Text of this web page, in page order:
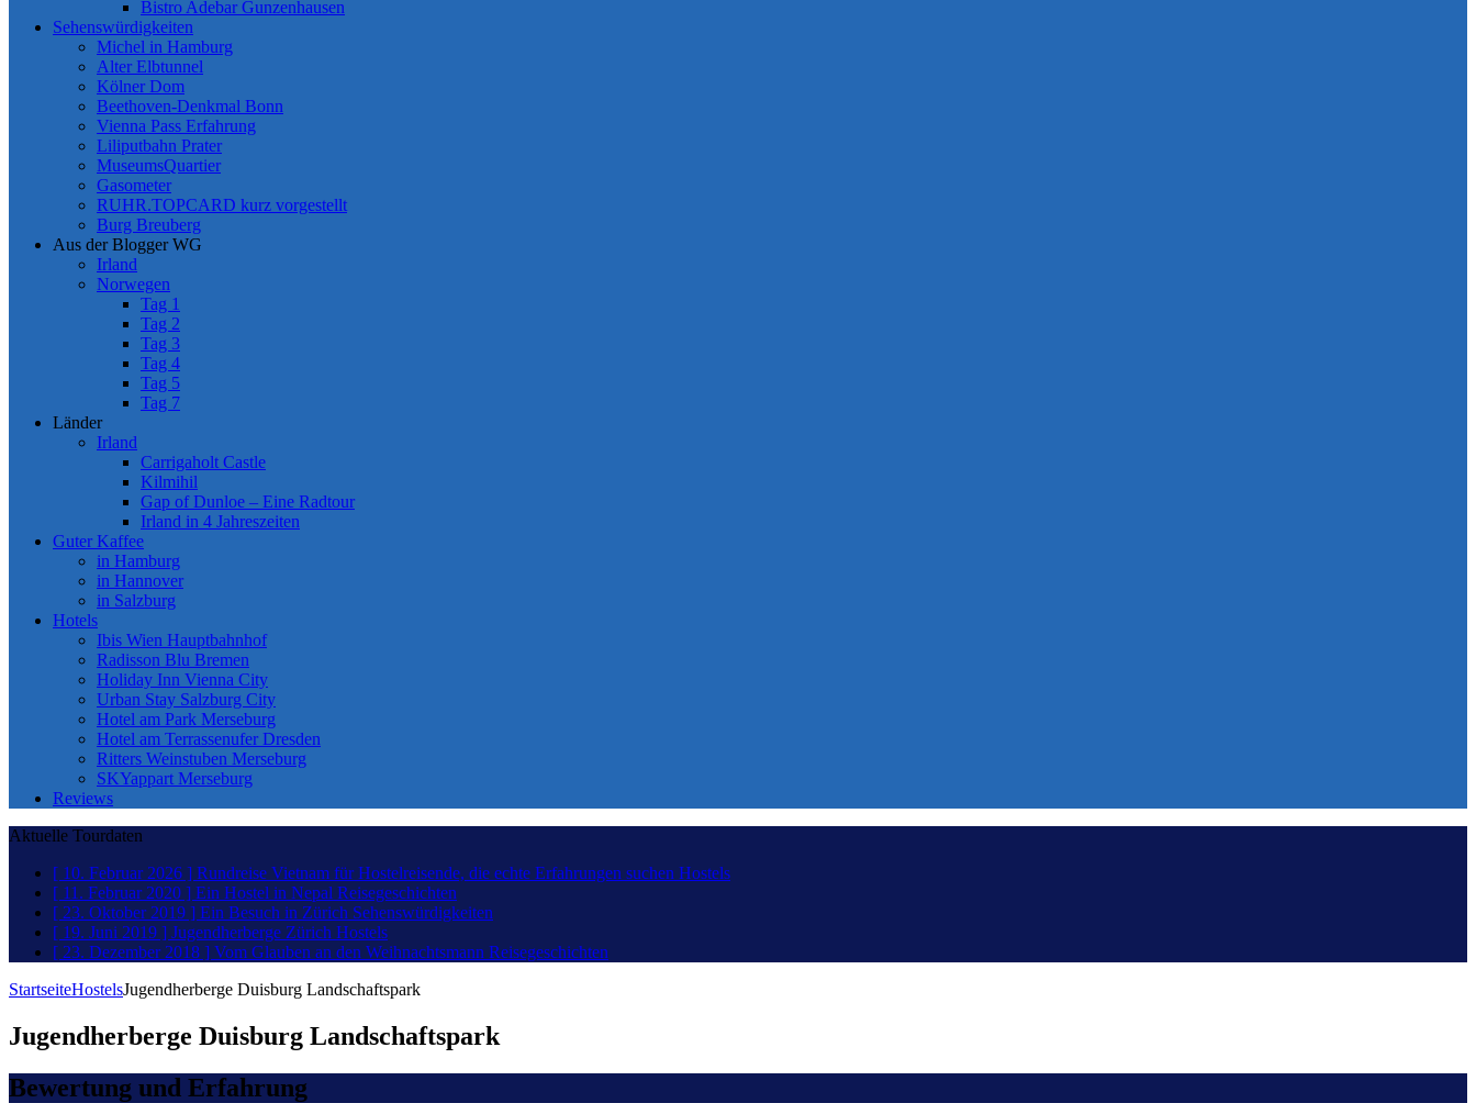
Bistro Adebar Gunzenhausen
Sehenswürdigkeiten
Michel in Hamburg
Alter Elbtunnel
Kölner Dom
Beethoven-Denkmal Bonn
Vienna Pass Erfahrung
Liliputbahn Prater
MuseumsQuartier
Gasometer
RUHR.TOPCARD kurz vorgestellt
Burg Breuberg
Aus der Blogger WG
Irland
Norwegen
Tag 1
Tag 2
Tag 3
Tag 4
Tag 5
Tag 7
Länder
Irland
Carrigaholt Castle
Kilmihil
Gap of Dunloe – Eine Radtour
Irland in 4 Jahreszeiten
Guter Kaffee
in Hamburg
in Hannover
in Salzburg
Hotels
Ibis Wien Hauptbahnhof
Radisson Blu Bremen
Holiday Inn Vienna City
Urban Stay Salzburg City
Hotel am Park Merseburg
Hotel am Terrassenufer Dresden
Ritters Weinstuben Merseburg
SKYappart Merseburg
Reviews
Aktuelle Tourdaten
[ 10. Februar 2026 ] Rundreise Vietnam für Hostelreisende, die echte Erfahrungen suchen Hostels
[ 11. Februar 2020 ] Ein Hostel in Nepal Reisegeschichten
[ 23. Oktober 2019 ] Ein Besuch in Zürich Sehenswürdigkeiten
[ 19. Juni 2019 ] Jugendherberge Zürich Hostels
[ 23. Dezember 2018 ] Vom Glauben an den Weihnachtsmann Reisegeschichten
StartseiteHostelsJugendherberge Duisburg Landschaftspark
Jugendherberge Duisburg Landschaftspark
Bewertung und Erfahrung